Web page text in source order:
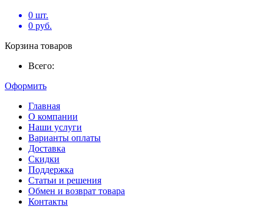
0 шт.
0 руб.
Корзина товаров
Всего:
Оформить
Главная
О компании
Наши услуги
Варианты оплаты
Доставка
Скидки
Поддержка
Статьи и решения
Обмен и возврат товара
Контакты